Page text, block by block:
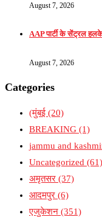
August 7, 2026
AAP पार्टी के सेंट्रल
August 7, 2026
Categories
(मुंबई (20)
BREAKING (1)
jammu and
Uncategorized (61)
अमृतसर (37)
आदमपुर (6)
एजुकेशन (351)